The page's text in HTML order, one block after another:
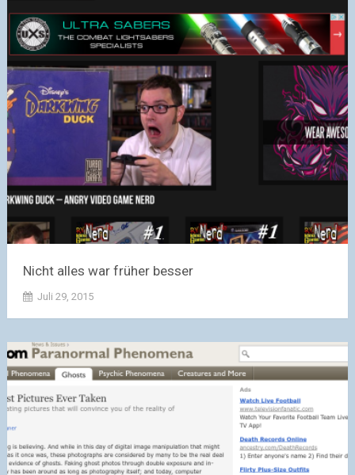
Nicht alles war früher besser
Juli 29, 2015